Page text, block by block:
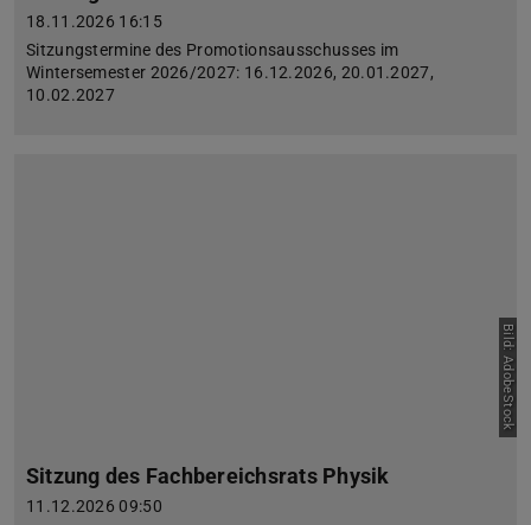
18.11.2026 16:15
Sitzungstermine des Promotionsausschusses im
Wintersemester 2026/2027: 16.12.2026, 20.01.2027,
10.02.2027
Bild: AdobeStock
Sitzung des Fachbereichsrats Physik
11.12.2026 09:50